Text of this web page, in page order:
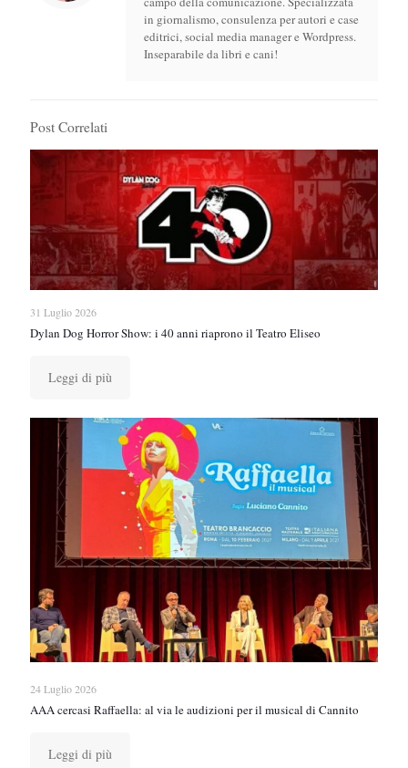
in giornalismo, consulenza per autori e case
editrici, social media manager e Wordpress.
Inseparabile da libri e cani!
Post Correlati
31 Luglio 2026
Dylan Dog Horror Show: i 40 anni riaprono il Teatro Eliseo
Leggi di più
24 Luglio 2026
AAA cercasi Raffaella: al via le audizioni per il musical di Cannito
Leggi di più